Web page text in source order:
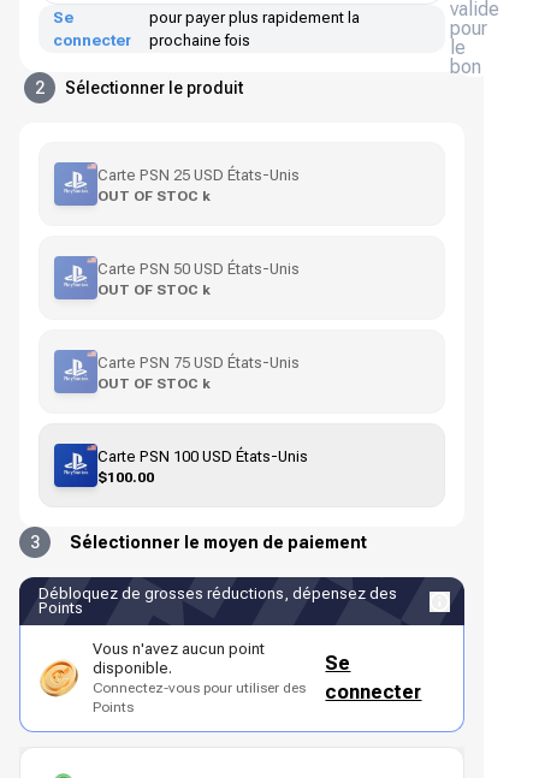
valide
pour
le
bon
Se
connecter
pour payer plus rapidement la
prochaine fois
2 Sélectionner le produit
Carte PSN 25 USD États-Unis
OUT OF STOC k
Carte PSN 50 USD États-Unis
OUT OF STOC k
Carte PSN 75 USD États-Unis
OUT OF STOC k
Carte PSN 100 USD États-Unis
$100.00
3 Sélectionner le moyen de paiement
Débloquez de grosses réductions, dépensez des
Points
Vous n'avez aucun point
disponible.
Connectez-vous pour utiliser des
Points
Se
connecter